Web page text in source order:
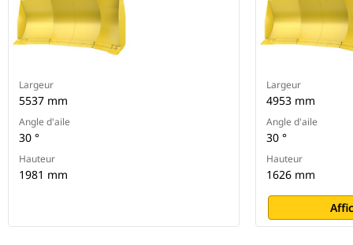
Largeur
5537 mm
Angle d'aile
30 °
Hauteur
1981 mm
Largeur
4953 mm
Angle d'aile
30 °
Hauteur
1626 mm